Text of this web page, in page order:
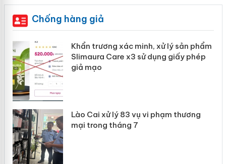
Chống hàng giả
Khẩn trương xác minh, xử lý sản phẩm
Slimaura Care x3 sử dụng giấy phép
giả mạo
Lào Cai xử lý 83 vụ vi phạm thương
mại trong tháng 7